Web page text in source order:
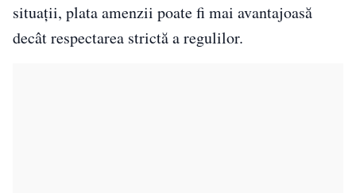
situații, plata amenzii poate fi mai avantajoasă
decât respectarea strictă a regulilor.